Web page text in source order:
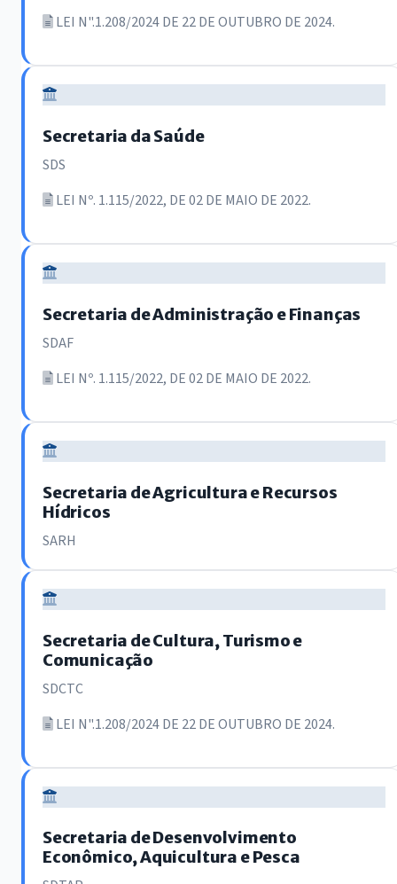
LEI N".1.208/2024 DE 22 DE OUTUBRO DE 2024.
Secretaria da Saúde
SDS
LEI Nº. 1.115/2022, DE 02 DE MAIO DE 2022.
Secretaria de Administração e Finanças
SDAF
LEI Nº. 1.115/2022, DE 02 DE MAIO DE 2022.
Secretaria de Agricultura e Recursos
Hídricos
SARH
Secretaria de Cultura, Turismo e
Comunicação
SDCTC
LEI N".1.208/2024 DE 22 DE OUTUBRO DE 2024.
Secretaria de Desenvolvimento
Econômico, Aquicultura e Pesca